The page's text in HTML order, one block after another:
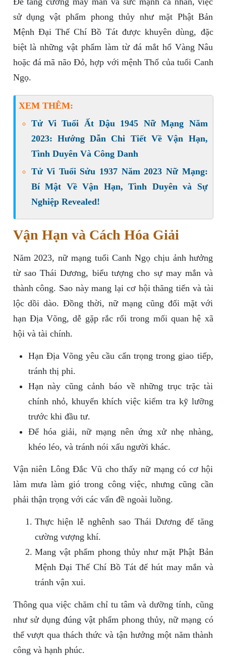
sử dụng vật phẩm phong thủy như mặt Phật Bản
Mệnh Đại Thế Chí Bồ Tát được khuyên dùng, đặc
biệt là những vật phẩm làm từ đá mắt hổ Vàng Nâu
hoặc đá mã não Đỏ, hợp với mệnh Thổ của tuổi Canh
Ngọ.
XEM THÊM:
Tử Vi Tuổi Ất Dậu 1945 Nữ Mạng Năm
2023: Hướng Dẫn Chi Tiết Về Vận Hạn,
Tình Duyên Và Công Danh
Tử Vi Tuổi Sửu 1937 Năm 2023 Nữ Mạng:
Bí Mật Về Vận Hạn, Tình Duyên và Sự
Nghiệp Revealed!
Vận Hạn và Cách Hóa Giải
Năm 2023, nữ mạng tuổi Canh Ngọ chịu ảnh hưởng
từ sao Thái Dương, biểu tượng cho sự may mắn và
thành công. Sao này mang lại cơ hội thăng tiến và tài
lộc dồi dào. Đồng thời, nữ mạng cũng đối mặt với
hạn Địa Võng, dễ gặp rắc rối trong mối quan hệ xã
hội và tài chính.
Hạn Địa Võng yêu cầu cẩn trọng trong giao tiếp,
tránh thị phi.
Hạn này cũng cảnh báo về những trục trặc tài
chính nhỏ, khuyến khích việc kiểm tra kỹ lưỡng
trước khi đầu tư.
Để hóa giải, nữ mạng nên ứng xử nhẹ nhàng,
khéo léo, và tránh nói xấu người khác.
Vận niên Lông Đắc Vũ cho thấy nữ mạng có cơ hội
làm mưa làm gió trong công việc, nhưng cũng cần
phải thận trọng với các vấn đề ngoài luồng.
Thực hiện lễ nghênh sao Thái Dương để tăng
cường vượng khí.
Mang vật phẩm phong thủy như mặt Phật Bản
Mệnh Đại Thế Chí Bồ Tát để hút may mắn và
tránh vận xui.
Thông qua việc chăm chỉ tu tâm và dưỡng tính, cũng
như sử dụng đúng vật phẩm phong thủy, nữ mạng có
thể vượt qua thách thức và tận hưởng một năm thành
công và hạnh phúc.